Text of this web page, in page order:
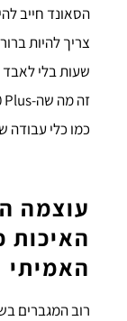
הסאונד חייב
צריך להיות
שעות בלי
כמו כלי עבודה
עוצמה
האיכות
האמיתי
רוב המגברים